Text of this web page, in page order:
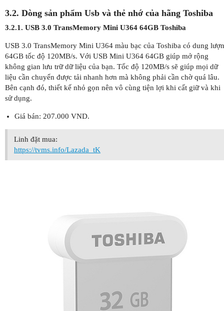
3.2. Dòng sản phẩm Usb và thẻ nhớ của hãng Toshiba
3.2.1. USB 3.0 TransMemory Mini U364 64GB Toshiba
USB 3.0 TransMemory Mini U364 màu bạc của Toshiba có dung
64GB tốc độ 120MB/s. Với USB Mini U364 64GB giúp mở rộng
không gian lưu trữ dữ liệu của bạn. Tốc độ 120MB/s sẽ giúp mọi dữ
liệu cần chuyển được tải nhanh hơn mà không phải cần chờ quá lâu.
Bên cạnh đó, thiết kế nhỏ gọn nên vô cùng tiện lợi khi cất giữ và khi
sử dụng.
Giá bán: 207.000 VND.
Linh đặt mua:
https://tvms.info/Lazada_tK